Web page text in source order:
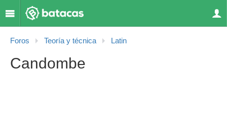
Foros Teoría y técnica Latin
Candombe